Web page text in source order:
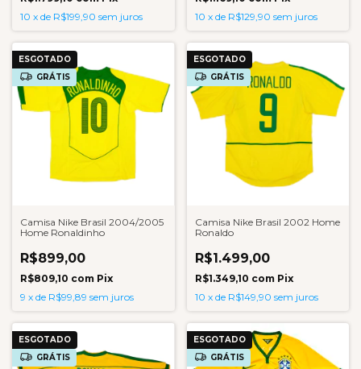
10 x de R$199,90 sem juros
10 x de R$129,90 sem juros
ESGOTADO
GRÁTIS
Camisa Nike Brasil 2004/2005
Home Ronaldinho
R$899,00
R$809,10 com Pix
9 x de R$99,89 sem juros
ESGOTADO
GRÁTIS
Camisa Nike Brasil 2002 Home
Ronaldo
R$1.499,00
R$1.349,10 com Pix
10 x de R$149,90 sem juros
ESGOTADO
GRÁTIS
ESGOTADO
GRÁTIS